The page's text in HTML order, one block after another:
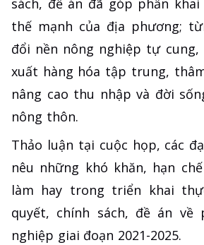
thế mạnh của địa phương;
đổi nền nông nghiệp tự cung,
xuất hàng hóa tập trung,
nâng cao thu nhập và đời
nông thôn.
Thảo luận tại cuộc họp, các
nêu những khó khăn, hạn
làm hay trong triển khai
quyết, chính sách, đề án về
nghiệp giai đoạn 2021-2025.